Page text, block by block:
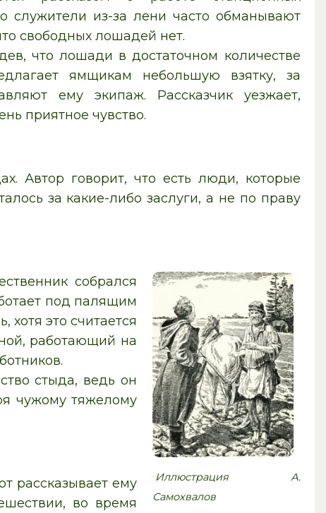
служители из-за лени часто обманывают
свободных лошадей нет.
что лошади в достаточном количестве
ямщикам небольшую взятку, за
ему экипаж. Рассказчик уезжает,
приятное чувство.
Автор говорит, что есть люди, которые
за какие-либо заслуги, а не по праву
Иллюстрация А.
Самохвалов
собрался
под палящим
это считается
работающий на
стыда, ведь он
чужому тяжелому
рассказывает ему
во время